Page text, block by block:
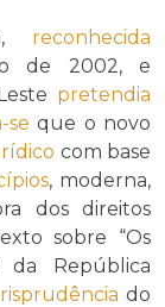
reconhecida
de 2002, e
pretendia
se que o novo
com base
, moderna,
dos direitos
sobre “Os
da República
do